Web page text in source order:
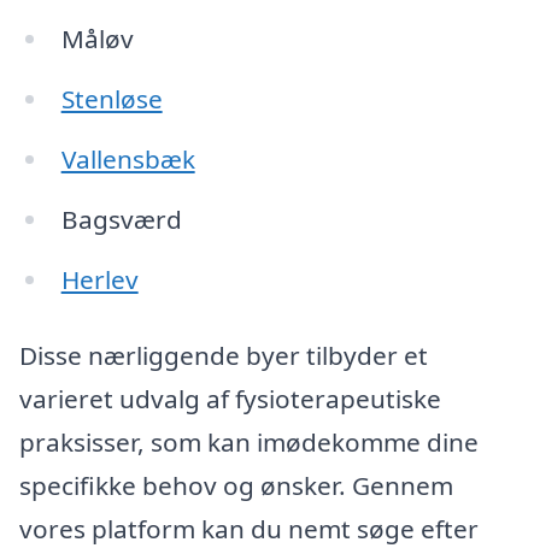
Måløv
Stenløse
Vallensbæk
Bagsværd
Herlev
Disse nærliggende byer tilbyder et
varieret udvalg af fysioterapeutiske
praksisser, som kan imødekomme dine
specifikke behov og ønsker. Gennem
vores platform kan du nemt søge efter